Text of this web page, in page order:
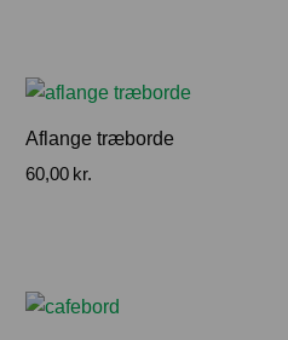
Aflange træborde
60,00 kr.